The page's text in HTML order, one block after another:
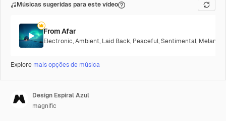
Músicas sugeridas para este vídeo
From Afar
Electronic,Ambient, Laid Back, Peaceful,Sentimental,
Explore mais opções de música
Design Espiral Azul
magnific